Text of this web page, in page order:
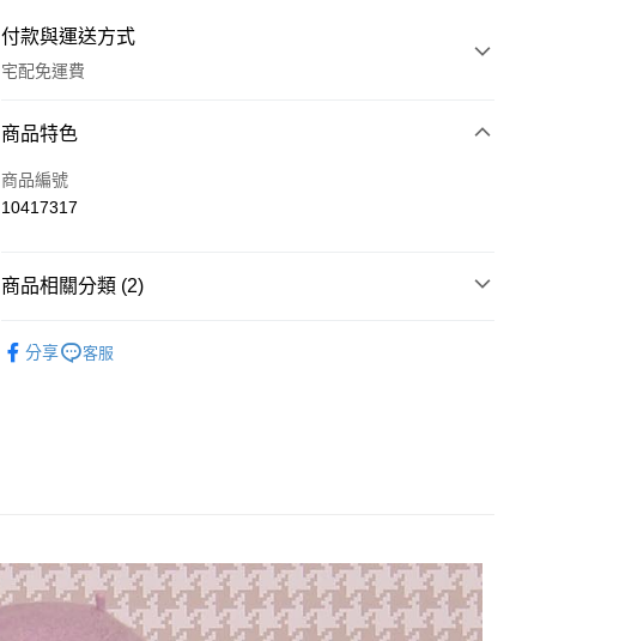
付款與運送方式
宅配免運費
付款方式
信用卡一次付款
悠遊付
付款後7-11取貨
每筆NT$60，滿NT$1,000(含以上)免運費
商品特色
商品編號
10417317
商品相關分類 (2)
分享 客服